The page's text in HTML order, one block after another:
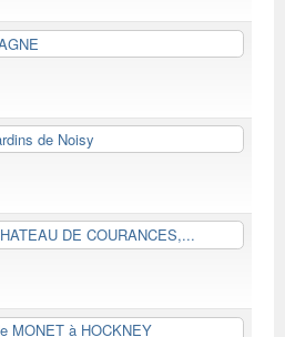
de Noisy
DE COURANCES,...
MONET à HOCKNEY